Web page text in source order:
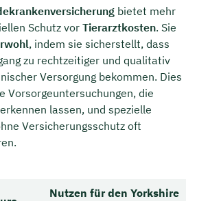
bietet mehr
Schutz vor Tierarztkosten. Sie
, indem sie sicherstellt, dass
zu rechtzeitiger und qualitativ
Versorgung bekommen. Dies
Vorsorgeuntersuchungen, die
lassen, und spezielle
Versicherungsschutz oft
Nutzen für den Yorkshire